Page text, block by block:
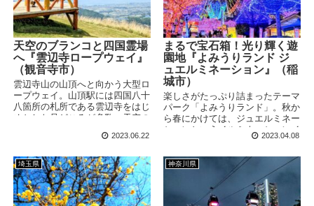
天空のブランコと四国霊場
へ『雲辺寺ロープウェイ』
（観音寺市）
雲辺寺山の山頂へと向かう大型ロ
ープウェイ。山頂駅には四国八十
八箇所の札所である雲辺寺をはじ
めとした見どころが多数。天空の
撮影スポットもたくさんあり、幅
設されています。
2023.06.22
まるで宝石箱！光り輝く遊
園地『よみうりランド ジ
ュエルミネーション』（稲
城市）
楽しさがたっぷり詰まったテーマ
パーク「よみうりランド」。秋か
ら春にかけては、ジュエルミネー
ションというイルミネーションイ
ベントが開催されています。今回
てみました！
2023.04.08
埼玉県 神奈川県